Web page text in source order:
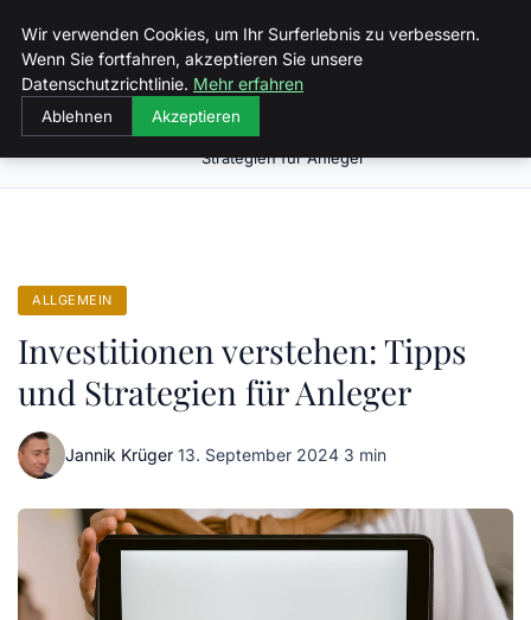
Malzminden
Investitionen verstehen: Tipps und
Strategien für Anleger
ALLGEMEIN
Investitionen verstehen: Tipps
und Strategien für Anleger
Jannik Krüger·13. September 2024·3 min
Wir verwenden Cookies, um Ihr Surferlebnis zu verbessern.
Wenn Sie fortfahren, akzeptieren Sie unsere
Datenschutzrichtlinie. Mehr erfahren
Ablehnen Akzeptieren